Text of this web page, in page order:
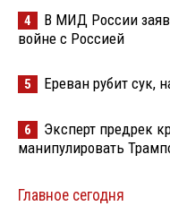
4
В МИД России
войне с Россией
5 Ереван рубит сук,
6
Эксперт предрек
манипулировать
Главное сегодня